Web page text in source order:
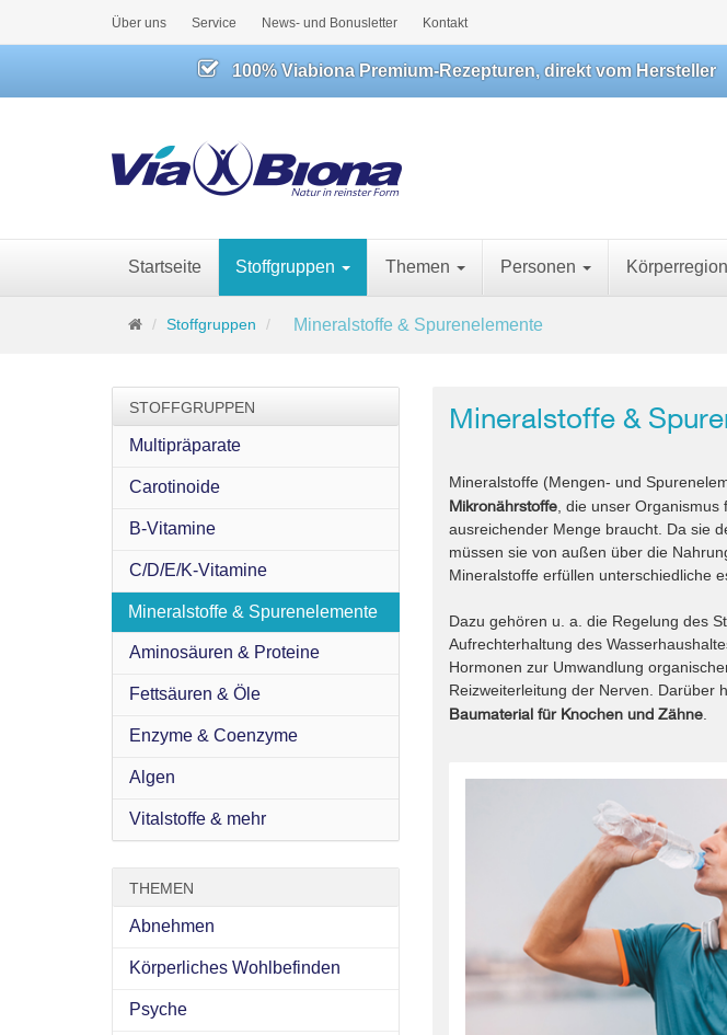
Über uns Service News- und Bonusletter Kontakt
100% Viabiona Premium-Rezepturen, direkt vom Hersteller
Startseite Stoffgruppen Themen Personen
S
r
t
s
i
e
Stoffgruppen Mineralstoffe & Spurenelemente
Mineralstoffe &
Mineralstoffe (Mengen- und
Mikronährstoffe, die unser Organismus
ausreichender Menge braucht. Da sie
müssen sie von außen über die
Mineralstoffe erfüllen unterschiedliche
Dazu gehören u. a. die Regelung des
Aufrechterhaltung des
Hormonen zur Umwandlung
Reizweiterleitung der Nerven. Darüber
Baumaterial für Knochen und Zähne.
STOFFGRUPPEN
Multipräparate
Carotinoide
B-Vitamine
C/D/E/K-Vitamine
Mineralstoffe & Spurenelemente
Aminosäuren & Proteine
Fettsäuren & Öle
Enzyme & Coenzyme
Algen
Vitalstoffe & mehr
THEMEN
Abnehmen
Körperliches Wohlbefinden
Psyche